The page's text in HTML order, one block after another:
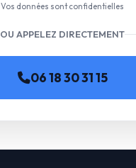
Vos données sont confidentielles
OU APPELEZ DIRECTEMENT
06 18 30 31 15